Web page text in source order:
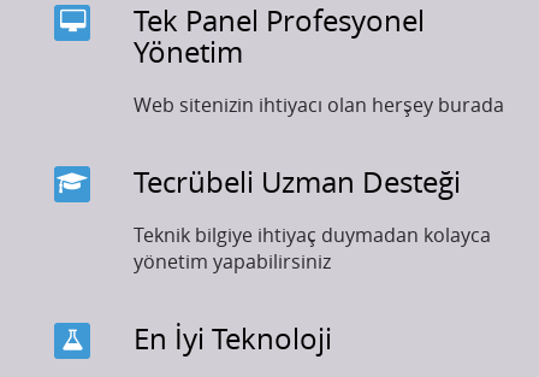
Tek Panel Profesyonel
Yönetim
Web sitenizin ihtiyacı olan herşey burada
Tecrübeli Uzman Desteği
Teknik bilgiye ihtiyaç duymadan kolayca
yönetim yapabilirsiniz
En İyi Teknoloji